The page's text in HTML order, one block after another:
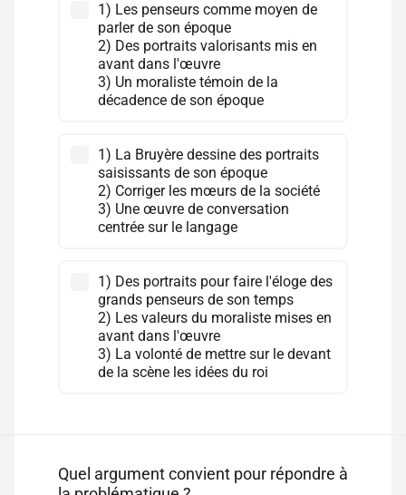
1) Les penseurs comme moyen de
parler de son époque
2) Des portraits valorisants mis en
avant dans l'œuvre
3) Un moraliste témoin de la
décadence de son époque
1) La Bruyère dessine des portraits
saisissants de son époque
2) Corriger les mœurs de la société
3) Une œuvre de conversation
centrée sur le langage
1) Des portraits pour faire l'éloge des
grands penseurs de son temps
2) Les valeurs du moraliste mises en
avant dans l'œuvre
3) La volonté de mettre sur le devant
de la scène les idées du roi
Quel argument convient pour répondre à